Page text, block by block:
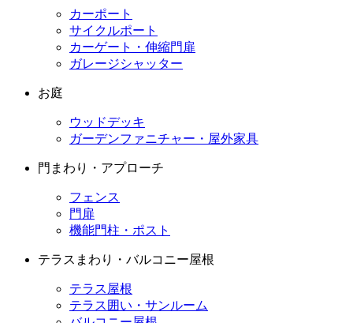
カーポート
サイクルポート
カーゲート・伸縮門扉
ガレージシャッター
お庭
ウッドデッキ
ガーデンファニチャー・屋外家具
門まわり・アプローチ
フェンス
門扉
機能門柱・ポスト
テラスまわり・バルコニー屋根
テラス屋根
テラス囲い・サンルーム